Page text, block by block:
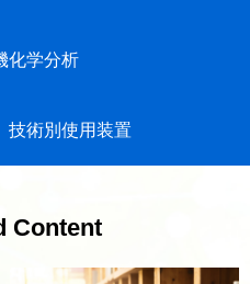
化学分析
技術別使用装置
Content